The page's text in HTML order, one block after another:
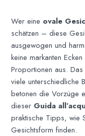
Wer eine ovale
schätzen – diese
ausgewogen und
keine markanten
Proportionen aus.
viele unterschiedliche
betonen die Vorzüge
dieser Guida
praktische Tipps, wie
Gesichtsform finden.